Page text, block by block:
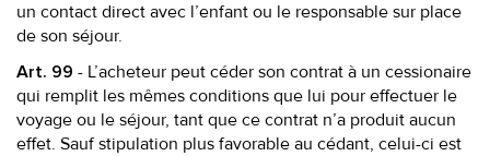
un contact direct avec l’enfant ou le responsable sur place
de son séjour.
Art. 99 - L’acheteur peut céder son contrat à un cessionaire
qui remplit les mêmes conditions que lui pour effectuer le
voyage ou le séjour, tant que ce contrat n’a produit aucun
effet. Sauf stipulation plus favorable au cédant, celui-ci est